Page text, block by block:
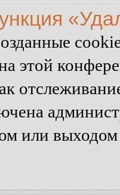
этой
или